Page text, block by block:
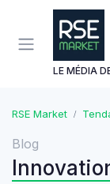
LE MÉDIA
RSE Market
Blog
Panneau de